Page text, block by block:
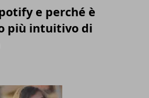
e perché è
più intuitivo di